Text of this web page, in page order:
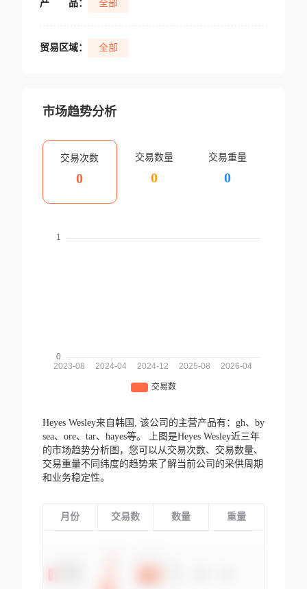
产 品： 全部
贸易区域： 全部
市场趋势分析
交易次数
0
交易数量
0
交易重量
0
Heyes Wesley来自韩国, 该公司的主营产品有：gh、by
sea、ore、tar、hayes等。
上图是Heyes Wesley近三年
的市场趋势分析图，您可以从交易次数、交易数量、
交易重量不同纬度的趋势来了解当前公司的采供周期
和业务稳定性。
月份 交易数 数量 重量